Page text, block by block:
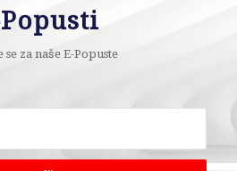
za naše E-Popuste